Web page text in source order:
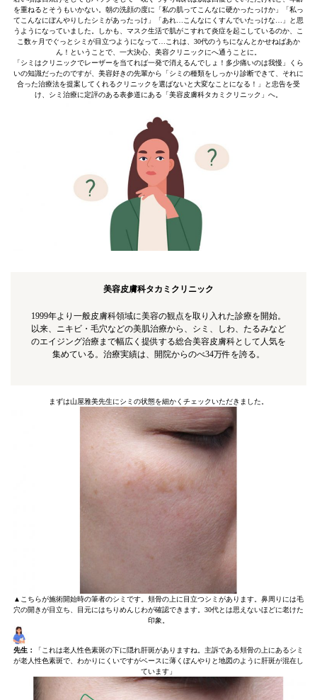
を重ねるとそうもいかない。朝の洗顔の度に「私の肌ってこんなに硬かったっけか」「私っ
てこんなにぼんやりしたシミがあったっけ」「あれ…こんなにくすんでいたっけな…」と思
うようになっていました。しかも、マスク生活で肌がこすれて炎症を起こしているのか、こ
こ数ヶ月でぐっとシミが目立つようになって…これは、30代のうちになんとかせねばあか
ん！ということで、一大決心、美容クリニックにへ通うことに。
「シミはクリニックでレーザーを当てれば一発で消えるんでしょ！多少痛いのは我慢」くら
いの知識だったのですが、美容好きの先輩から「シミの種類をしっかり診断できて、それに
合った治療法を提案してくれるクリニックを選ばないと大変なことになる！」と忠告を受
け、シミ治療に定評のある表参道にある「美容皮膚科タカミクリニック」へ。
美容皮膚科タカミクリニック
1999年より一般皮膚科領域に美容の観点を取り入れた診療を開始。
以来、ニキビ・毛穴などの美肌治療から、シミ、しわ、たるみなど
のエイジング治療まで幅広く提供する総合美容皮膚科として人気を
集めている。治療実績は、開院からのべ34万件を誇る。
まずは山屋雅美先生にシミの状態を細かくチェックいただきました。
▲こちらが施術開始時の筆者のシミです。頬骨の上に目立つシミがあります。鼻周りには毛
穴の開きが目立ち、目元にはちりめんじわが確認できます。30代とは思えないほどに老けた
印象。
先生：
「これは老人性色素斑の下に隠れ肝斑がありますね。主訴である頬骨の上にあるシミ
が老人性色素斑で、わかりにくいですがベースに薄くぼんやりと地図のように肝斑が混在し
ています」